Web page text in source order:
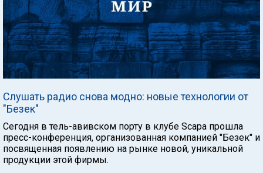
Слушать радио снова модно: новые технологии от
"Безек"
Сегодня в тель-авивском порту в клубе Scapa прошла
пресс-конференция, организованная компанией "Безек" и
посвященная появлению на рынке новой, уникальной
продукции этой фирмы.